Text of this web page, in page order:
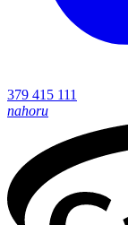
379 415 111
nahoru